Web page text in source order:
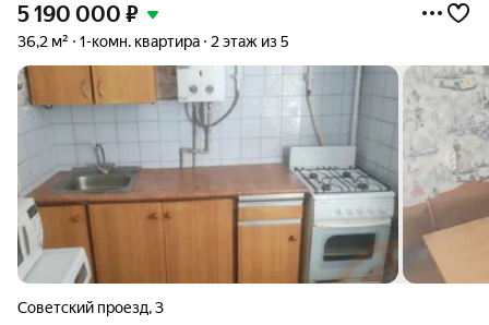
5 190 000 ₽
36,2 м² 1-комн. квартира 2 этаж из 5
Советский проезд,3